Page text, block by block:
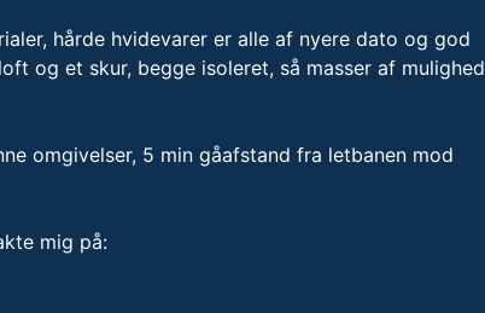
hårde hvidevarer er alle af nyere dato og god
og et skur, begge isoleret, så masser af mulighed
omgivelser, 5 min gåafstand fra letbanen mod
mig på: